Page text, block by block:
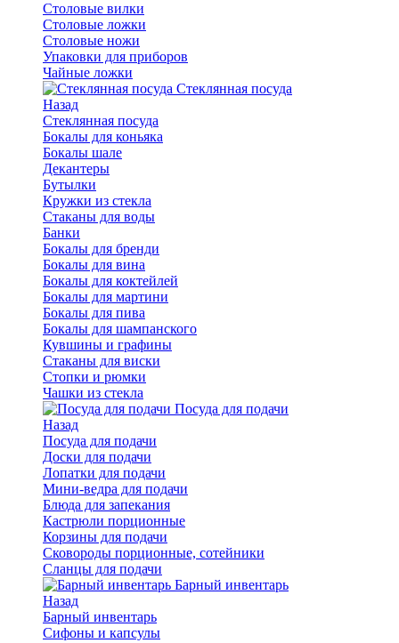
Столовые вилки
Столовые ложки
Столовые ножи
Упаковки для приборов
Чайные ложки
Стеклянная посуда
Назад
Стеклянная посуда
Бокалы для коньяка
Бокалы шале
Декантеры
Бутылки
Кружки из стекла
Стаканы для воды
Банки
Бокалы для бренди
Бокалы для вина
Бокалы для коктейлей
Бокалы для мартини
Бокалы для пива
Бокалы для шампанского
Кувшины и графины
Стаканы для виски
Стопки и рюмки
Чашки из стекла
Посуда для подачи
Назад
Посуда для подачи
Доски для подачи
Лопатки для подачи
Мини-ведра для подачи
Блюда для запекания
Кастрюли порционные
Корзины для подачи
Сковороды порционные, сотейники
Сланцы для подачи
Барный инвентарь
Назад
Барный инвентарь
Сифоны и капсулы